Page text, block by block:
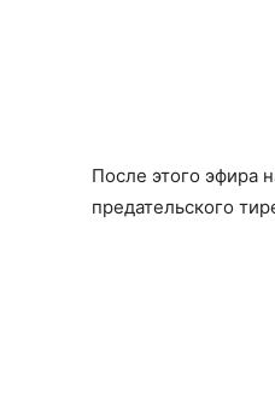
После этого эфира
предательского